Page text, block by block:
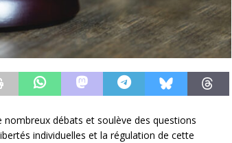
débats et soulève des questions
individuelles et la régulation de cette